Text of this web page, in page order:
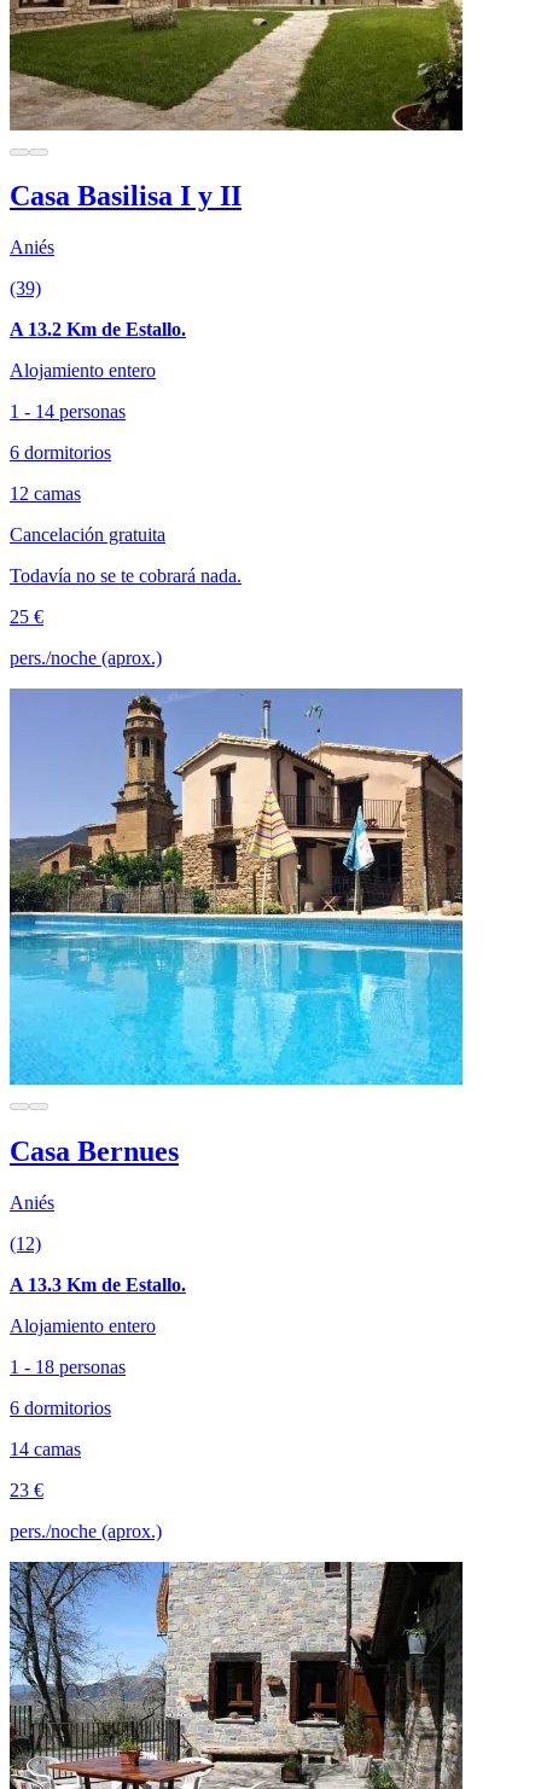
Casa Basilisa I y II
Aniés
(39)
A 13.2 Km de Estallo.
Alojamiento entero
1 - 14 personas
6 dormitorios
12 camas
Cancelación gratuita
Todavía no se te cobrará nada.
25 €
pers./noche (aprox.)
Casa Bernues
Aniés
(12)
A 13.3 Km de Estallo.
Alojamiento entero
1 - 18 personas
6 dormitorios
14 camas
23 €
pers./noche (aprox.)